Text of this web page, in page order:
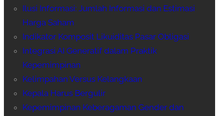
Ilusi Informasi: Jumlah Informasi dan Estimasi
Harga Saham
Indikator Komposit Likuiditas Pasar Obligasi
Integrasi AI Generatif dalam Praktik
Kepemimpinan
Kelimpahan Versus Kelangkaan
Kepala Harus Bergulir
Kepemimpinan Keberagaman Gender dan